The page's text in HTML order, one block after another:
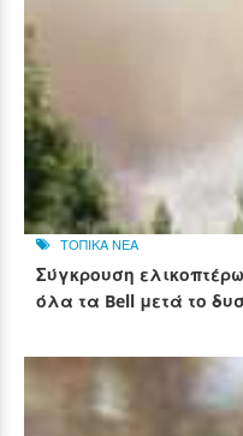
ΤΟΠΙΚΑ ΝΕΑ
Σύγκρουση
όλα τα Bell μετά το